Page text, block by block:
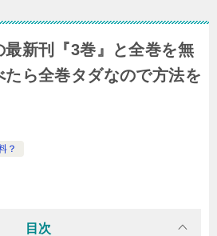
最新刊『3巻』と全巻を無
ら全巻タダなので方法を
？
目次